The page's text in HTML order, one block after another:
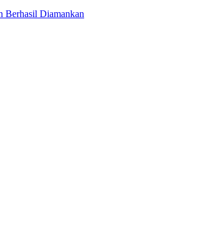
Berhasil Diamankan